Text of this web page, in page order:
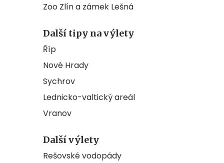
Zoo Zlín a zámek Lešná
Další tipy na výlety
Říp
Nové Hrady
Sychrov
Lednicko-valtický areál
Vranov
Další výlety
Rešovské vodopády